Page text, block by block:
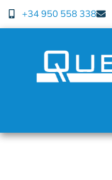
+34 950 558 338